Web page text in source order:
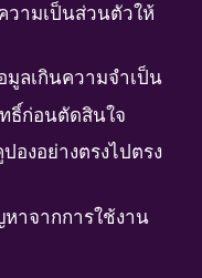
ามเป็นส่วนตัวให้
ลเกินความจำเป็น
ธิ์ก่อนตัดสินใจ
องอย่างตรงไปตรง
าจากการใช้งาน